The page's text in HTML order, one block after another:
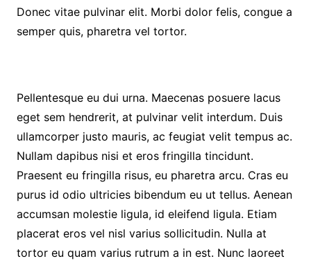
Donec vitae pulvinar elit. Morbi dolor felis, congue a
semper quis, pharetra vel tortor.
Pellentesque eu dui urna. Maecenas posuere lacus
eget sem hendrerit, at pulvinar velit interdum. Duis
ullamcorper justo mauris, ac feugiat velit tempus ac.
Nullam dapibus nisi et eros fringilla tincidunt.
Praesent eu fringilla risus, eu pharetra arcu. Cras eu
purus id odio ultricies bibendum eu ut tellus. Aenean
accumsan molestie ligula, id eleifend ligula. Etiam
placerat eros vel nisl varius sollicitudin. Nulla at
tortor eu quam varius rutrum a in est. Nunc laoreet